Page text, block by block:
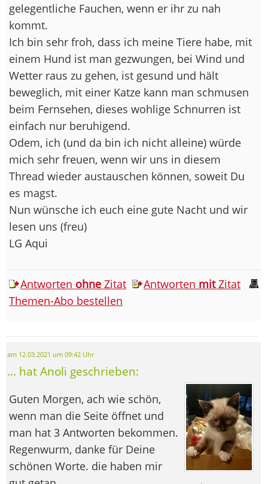
gelegentliche Fauchen, wenn er ihr zu nah
kommt.
Ich bin sehr froh, dass ich meine Tiere habe, mit
einem Hund ist man gezwungen, bei Wind und
Wetter raus zu gehen, ist gesund und hält
beweglich, mit einer Katze kann man schmusen
beim Fernsehen, dieses wohlige Schnurren ist
einfach nur beruhigend.
Odem, ich (und da bin ich nicht alleine) würde
mich sehr freuen, wenn wir uns in diesem
Thread wieder austauschen können, soweit Du
es magst.
Nun wünsche ich euch eine gute Nacht und wir
lesen uns (freu)
LG Aqui
Antworten ohne Zitat Antworten mitZitat
Themen-Abo bestellen
am 12.03.2021 um 09:42 Uhr
... hat Anoli geschrieben:
Guten Morgen, ach wie schön,
wenn man die Seite öffnet und
man hat 3 Antworten bekommen.
Regenwurm, danke für Deine
schönen Worte. die haben mir